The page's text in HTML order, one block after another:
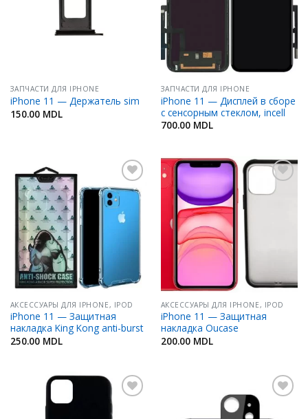
ЗАПЧАСТИ ДЛЯ IPHONE
iPhone 11 — Держатель sim
150.00 MDL
ЗАПЧАСТИ ДЛЯ IPHONE
iPhone 11 — Дисплей в сборе
с сенсорным стеклом, incell
700.00 MDL
Добавить
в
Избранное
АКСЕССУАРЫ ДЛЯ IPHONE, IPOD
iPhone 11 — Защитная
накладка King Kong anti-burst
250.00 MDL
Добавить
Избранное
АКСЕССУАРЫ ДЛЯ IPHONE, IPOD
iPhone 11 — Защитная
накладка Oucase
200.00 MDL
Добавить
Добавить